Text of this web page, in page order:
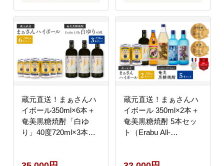
蔵元直送！まぁさんハ
イボール350ml×6本＋
奄美黒糖焼酎「白ゆ
り」40度720ml×3本セ
蔵元直送！まぁさんハ
イボール 350ml×2本＋
奄美黒糖焼酎 5本セッ
ト（Erabu All-